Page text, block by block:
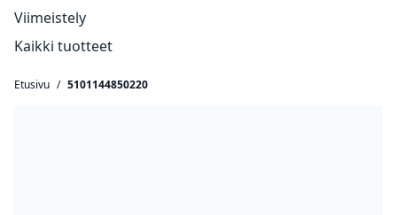
Viimeistely
Kaikki tuotteet
Etusivu / 5101144850220